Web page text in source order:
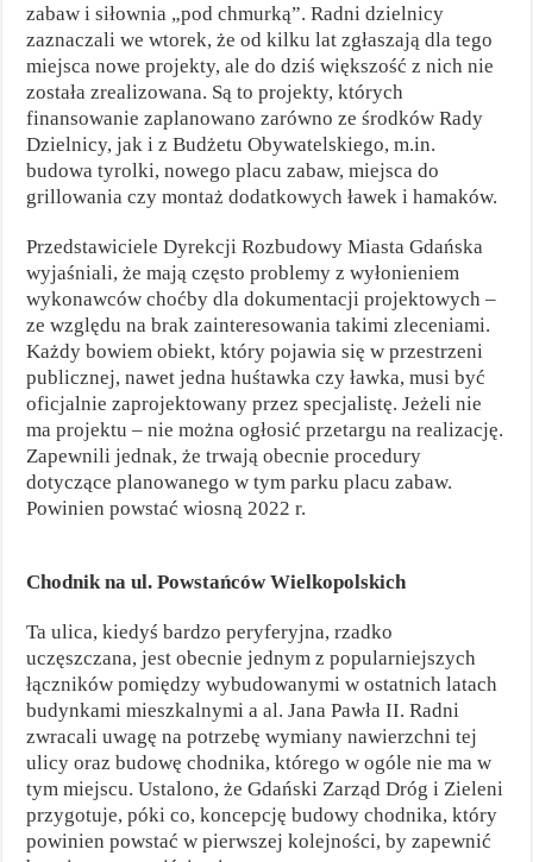
zabaw i siłownia „pod chmurką”. Radni dzielnicy
zaznaczali we wtorek, że od kilku lat zgłaszają dla tego
miejsca nowe projekty, ale do dziś większość z nich nie
została zrealizowana. Są to projekty, których
finansowanie zaplanowano zarówno ze środków Rady
Dzielnicy, jak i z Budżetu Obywatelskiego, m.in.
budowa tyrolki, nowego placu zabaw, miejsca do
grillowania czy montaż dodatkowych ławek i hamaków.
Przedstawiciele Dyrekcji Rozbudowy Miasta Gdańska
wyjaśniali, że mają często problemy z wyłonieniem
wykonawców choćby dla dokumentacji projektowych –
ze względu na brak zainteresowania takimi zleceniami.
Każdy bowiem obiekt, który pojawia się w przestrzeni
publicznej, nawet jedna huśtawka czy ławka, musi być
oficjalnie zaprojektowany przez specjalistę. Jeżeli nie
ma projektu – nie można ogłosić przetargu na realizację.
Zapewnili jednak, że trwają obecnie procedury
dotyczące planowanego w tym parku placu zabaw.
Powinien powstać wiosną 2022 r.
Chodnik na ul. Powstańców Wielkopolskich
Ta ulica, kiedyś bardzo peryferyjna, rzadko
uczęszczana, jest obecnie jednym z popularniejszych
łączników pomiędzy wybudowanymi w ostatnich latach
budynkami mieszkalnymi a al. Jana Pawła II. Radni
zwracali uwagę na potrzebę wymiany nawierzchni tej
ulicy oraz budowę chodnika, którego w ogóle nie ma w
tym miejscu. Ustalono, że Gdański Zarząd Dróg i Zieleni
przygotuje, póki co, koncepcję budowy chodnika, który
powinien powstać w pierwszej kolejności, by zapewnić